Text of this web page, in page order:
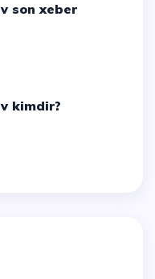
son xeber
kimdir?